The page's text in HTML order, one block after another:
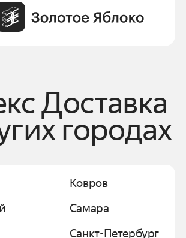
Доставка
городах
Ковров
Самара
Санкт-Петербург